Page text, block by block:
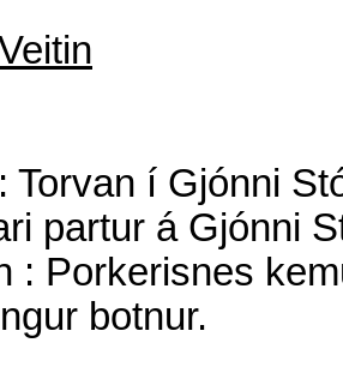
Torvan í Gjónni
partur á Gjónni
: Porkerisnes
botnur.